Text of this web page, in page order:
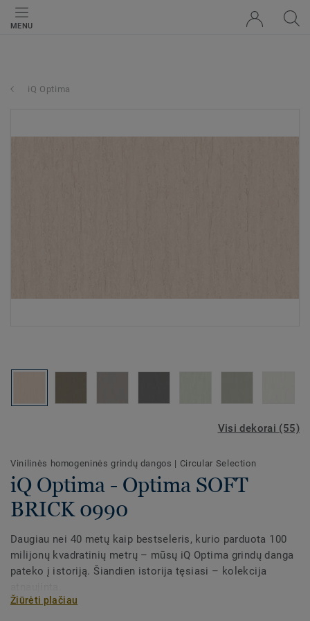
MENU
iQ Optima
Visi dekorai (55)
Vinilinės homogeninės grindų dangos | Circular Selection
iQ Optima - Optima SOFT
BRICK 0990
Daugiau nei 40 metų kaip bestseleris, kurio parduota 100
milijonų kvadratinių metrų – mūsų iQ Optima grindų danga
pateko į istoriją. Šiandien istorija tęsiasi – kolekcija
Žiūrėti plačiau